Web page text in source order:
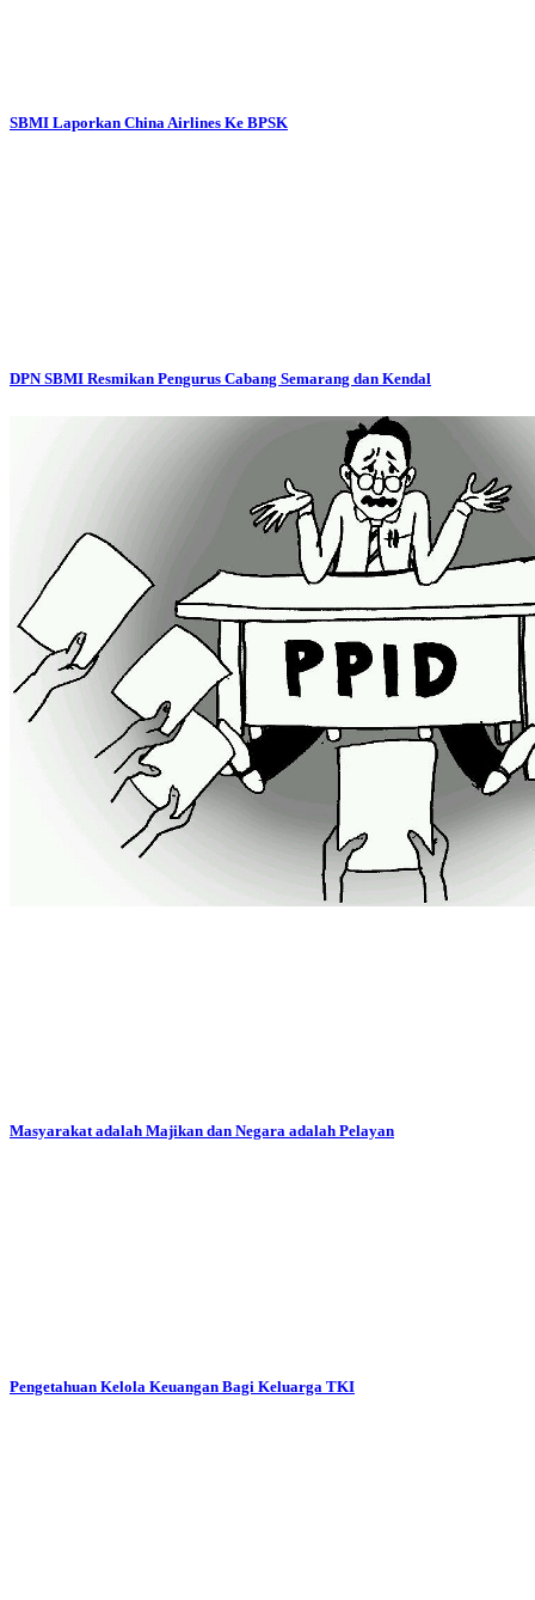
SBMI Laporkan China Airlines Ke BPSK
DPN SBMI Resmikan Pengurus Cabang Semarang dan Kendal
Masyarakat adalah Majikan dan Negara adalah Pelayan
Pengetahuan Kelola Keuangan Bagi Keluarga TKI